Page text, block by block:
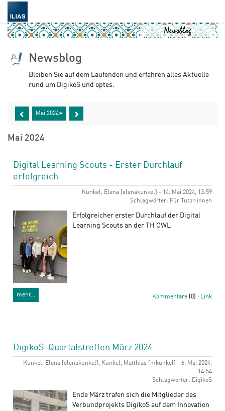
Newsblog
Bleiben Sie auf dem Laufenden und erfahren alles Aktuelle
rund um DigikoS und optes.
Mai 2024
Mai 2024
Digital Learning Scouts - Erster Durchlauf
erfolgreich
Kunkel, Elena [elenakunkel] - 14. Mai 2024, 13:59
Schlagwörter: Für Tutor:innen
Erfolgreicher erster Durchlauf der Digital
Learning Scouts an der TH OWL
mehr… Kommentare (0) · Link
DigikoS-Quartalstreffen März 2024
Kunkel, Elena [elenakunkel], Kunkel, Matthias [mkunkel] - 6. Mai 2024,
14:54
Schlagwörter: DigikoS
Ende März trafen sich die Mitglieder des
Verbundprojekts DigikoS auf dem Innovation